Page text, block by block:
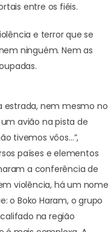
entre os fiéis.
e terror que se
ninguém. Nem as
estrada, nem mesmo no
avião na pista de
tivemos vôos…”,
países e elementos
a conferência de
violência, há um nome
o Boko Haram, o grupo
na região